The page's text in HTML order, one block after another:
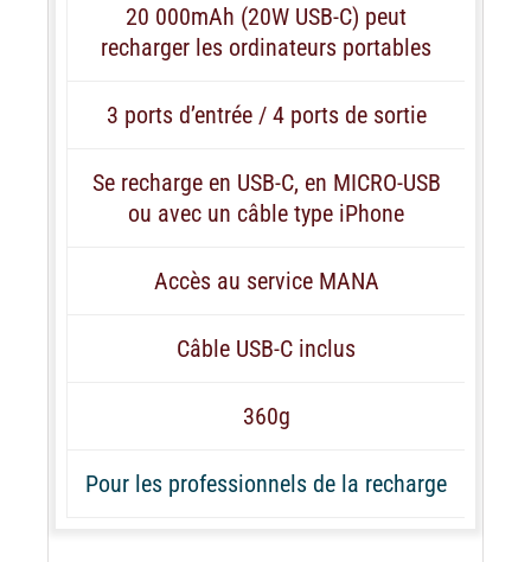
20 000mAh (20W USB-C) peut
recharger les ordinateurs portables
3 ports d’entrée / 4 ports de sortie
Se recharge en USB-C, en MICRO-USB
ou avec un câble type iPhone
Accès au service MANA
Câble USB-C inclus
360g
Pour les professionnels de la recharge